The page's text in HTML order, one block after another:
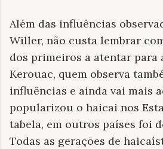
Além das influências
Willer, não custa lembrar
dos primeiros a atentar para
Kerouac, quem observa
influências e ainda vai mais
popularizou o haicai nos
tabela, em outros países foi
Todas as gerações de